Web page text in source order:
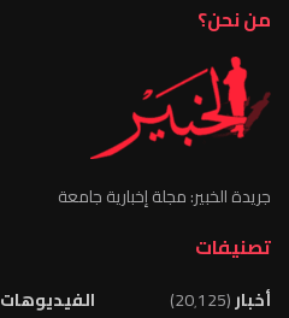
من نحن؟
جريدة الخبير: مجلة إخبارية جامعة
تصنيفات
أخبار(20٬125)
الفيديوهات